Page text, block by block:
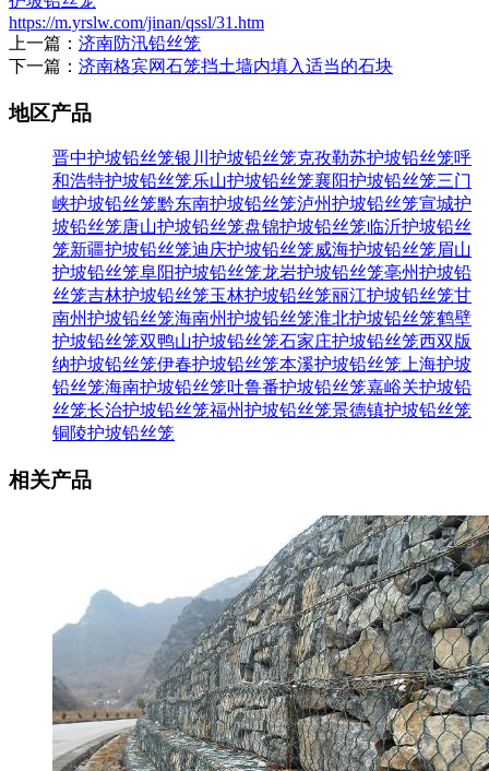
https://m.yrslw.com/jinan/qssl/31.htm
上一篇： 济南防汛铅丝笼
下一篇： 济南格宾网石笼挡土墙内填入适当的石块
地区产品
晋中护坡铅丝笼银川护坡铅丝笼克孜勒苏护坡铅丝笼呼
和浩特护坡铅丝笼乐山护坡铅丝笼襄阳护坡铅丝笼三门
峡护坡铅丝笼黔东南护坡铅丝笼泸州护坡铅丝笼宣城护
坡铅丝笼唐山护坡铅丝笼盘锦护坡铅丝笼临沂护坡铅丝
笼新疆护坡铅丝笼迪庆护坡铅丝笼威海护坡铅丝笼眉山
护坡铅丝笼阜阳护坡铅丝笼龙岩护坡铅丝笼亳州护坡铅
丝笼吉林护坡铅丝笼玉林护坡铅丝笼丽江护坡铅丝笼甘
南州护坡铅丝笼海南州护坡铅丝笼淮北护坡铅丝笼鹤壁
护坡铅丝笼双鸭山护坡铅丝笼石家庄护坡铅丝笼西双版
纳护坡铅丝笼伊春护坡铅丝笼本溪护坡铅丝笼 上海护坡
铅丝笼海南护坡铅丝笼吐鲁番护坡铅丝笼嘉峪关护坡铅
丝笼长治护坡铅丝笼福州护坡铅丝笼景德镇护坡铅丝笼
铜陵护坡铅丝笼
相关产品